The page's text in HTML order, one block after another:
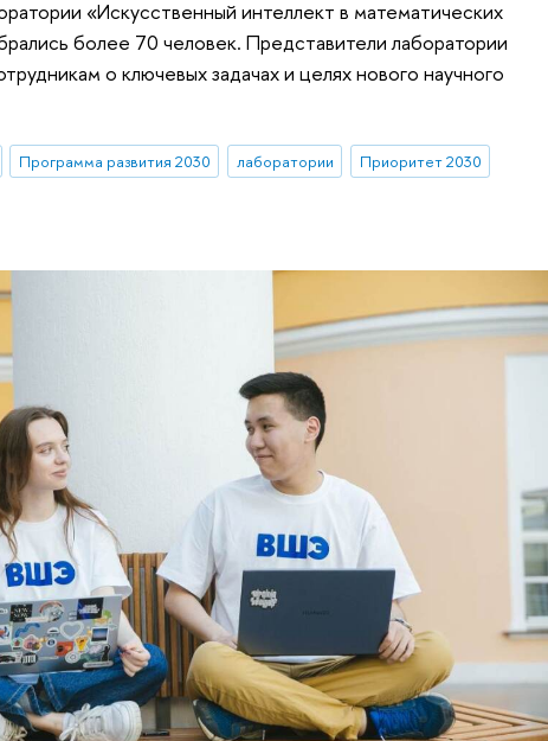
«Искусственный интеллект в математических
более 70 человек. Представители лаборатории
о ключевых задачах и целях нового научного
Программа развития 2030 лаборатории
Приоритет 2030